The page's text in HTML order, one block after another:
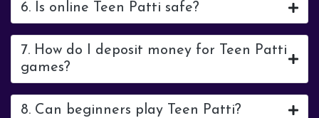
6. Is online Teen Patti safe?
7. How do I deposit money for Teen Patti
games?
8. Can beginners play Teen Patti?